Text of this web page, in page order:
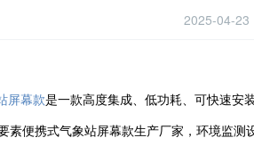
2025-04-
屏幕款是一款高度集成、低功耗、可快速安
素便携式气象站屏幕款生产厂家，环境监测